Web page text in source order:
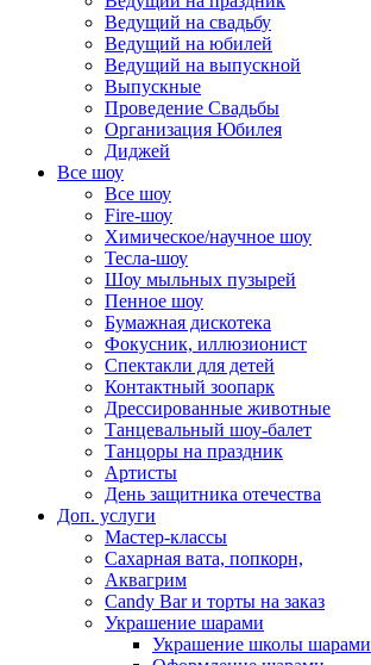
Ведущий на свадьбу
Ведущий на юбилей
Ведущий на выпускной
Выпускные
Проведение Свадьбы
Организация Юбилея
Диджей
Все шоу
Все шоу
Fire-шоу
Химическое/научное шоу
Тесла-шоу
Шоу мыльных пузырей
Пенное шоу
Бумажная дискотека
Фокусник, иллюзионист
Спектакли для детей
Контактный зоопарк
Дрессированные животные
Танцевальный шоу-балет
Танцоры на праздник
Артисты
День защитника отечества
Доп. услуги
Мастер-классы
Сахарная вата, попкорн,
Аквагрим
Candy Bar и торты на заказ
Украшение шарами
Украшение школы шарами